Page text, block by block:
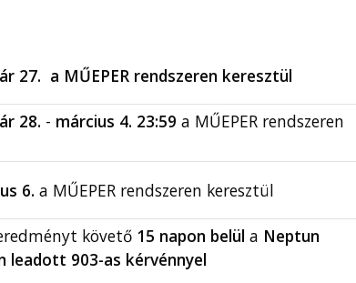
27. a MŰEPER rendszeren keresztül
28. - március 4. 23:59 a MŰEPER rendszeren
6. a MŰEPER rendszeren keresztül
követő 15 napon belül a Neptun
leadott 903-as kérvénnyel